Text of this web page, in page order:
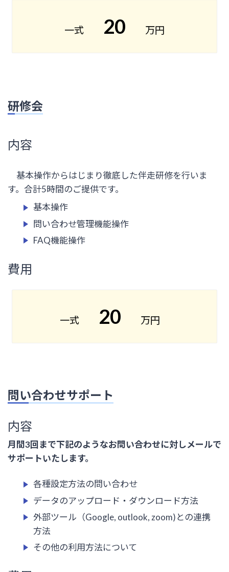
一式 20 万円
研修会
内容
基本操作からはじまり徹底した伴走研修を行いま
す。合計5時間のご提供です。
基本操作
問い合わせ管理機能操作
FAQ機能操作
費用
一式20 万円
問い合わせサポート
内容
月間3回まで下記のようなお問い合わせに対しメールで
サポートいたします。
各種設定方法の問い合わせ
データのアップロード・ダウンロード方法
外部ツール（Google, outlook, zoom)との連携
方法
その他の利用方法について